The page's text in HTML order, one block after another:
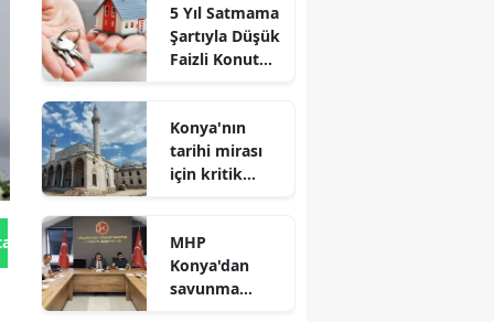
Gönder
5 Yıl Satmama
Şartıyla Düşük
Faizli Konut
Konya'nın
tarihi mirası
için kritik
açıklandı
MHP
Konya'dan
savunma